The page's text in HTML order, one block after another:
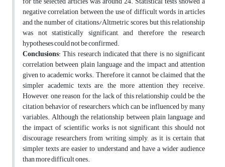
negative correlation between the use of difficult words in articles
and the number of citations/Altmetric scores, but this relationship
was not statistically significant, and therefore the research
hypotheses could not be confirmed.
Conclusions: This research indicated that there is no significant
correlation between plain language and the impact and attention
given to academic works. Therefore, it cannot be claimed that the
simpler academic texts are, the more attention they receive.
However, one reason for the lack of this relationship could be the
citation behavior of researchers, which can be influenced by many
variables. Although the relationship between plain language and
the impact of scientific works is not significant, this should not
discourage researchers from writing simply, as it is certain that
simpler texts are easier to understand and have a wider audience
than more difficult ones.